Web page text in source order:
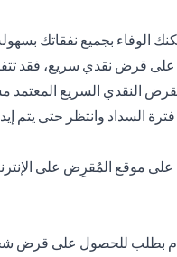
الوفاء بجميع نفقاتك
قرض نقدي سريع، فقد
النقدي السريع المعتمد
السداد وانتظر حتى يتم
على موقع المُقرِض على
بطلب للحصول على قرض